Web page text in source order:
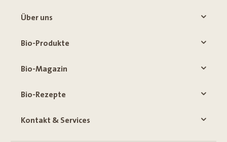
Über uns
Bio-Produkte
Bio-Magazin
Bio-Rezepte
Kontakt & Services